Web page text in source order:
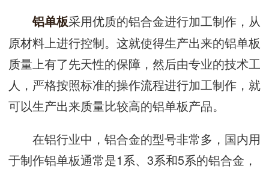
铝单板采用优质的铝合金进行加工制作，从
原材料上进行控制。这就使得生产出来的铝单板
质量上有了先天性的保障，然后由专业的技术工
人，严格按照标准的操作流程进行加工制作，就
可以生产出来质量比较高的铝单板产品。
在铝行业中，铝合金的型号非常多，国内用
于制作铝单板通常是1系、3系和5系的铝合金，